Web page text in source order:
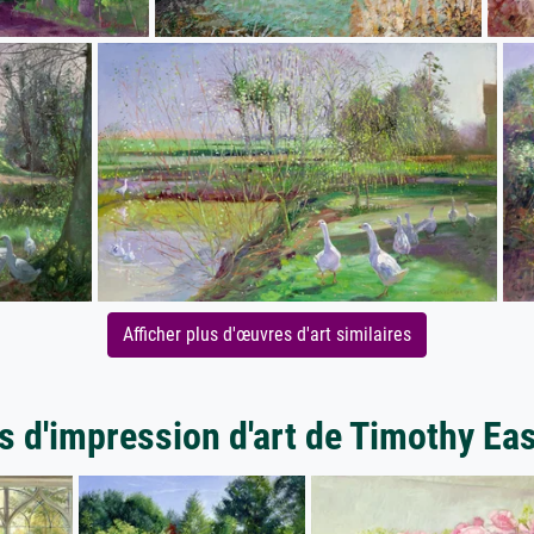
Afficher plus d'œuvres d'art similaires
d'impression d'art de Timothy